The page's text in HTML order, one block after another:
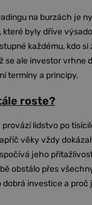
na burzách je
byly dříve
každému, kdo si
se ale investor vrhne
termíny a principy.
roste?
lidstvo po
věky vždy
jeho
obstálo přes
investice a proč